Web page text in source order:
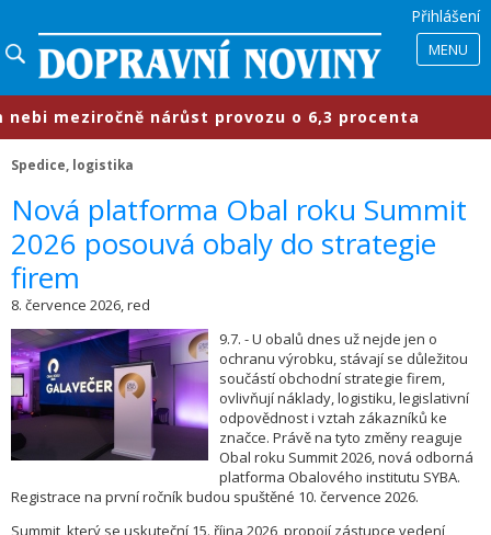
Přihlášení
MENU
nárůst provozu o 6,3 procenta
Spedice, logistika
​Nová platforma Obal roku Summit
2026 posouvá obaly do strategie
firem
8. července 2026, red
9.7. - U obalů dnes už nejde jen o
ochranu výrobku, stávají se důležitou
součástí obchodní strategie firem,
ovlivňují náklady, logistiku, legislativní
odpovědnost i vztah zákazníků ke
značce. Právě na tyto změny reaguje
Obal roku Summit 2026, nová odborná
platforma Obalového institutu SYBA.
Registrace na první ročník budou spuštěné 10. července 2026.